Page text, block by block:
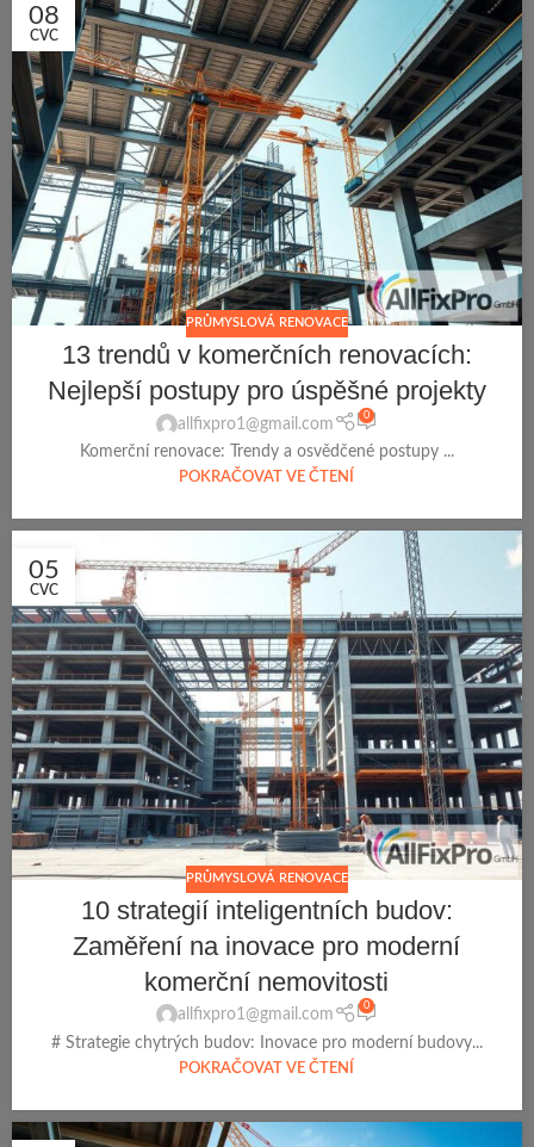
08
CVC
PRŮMYSLOVÁ RENOVACE
13 trendů v komerčních renovacích:
Nejlepší postupy pro úspěšné projekty
allfixpro1@gmail.com
0
Komerční renovace: Trendy a osvědčené postupy ...
POKRAČOVAT VE ČTENÍ
05
CVC
PRŮMYSLOVÁ RENOVACE
10 strategií inteligentních budov:
Zaměření na inovace pro moderní
komerční nemovitosti
allfixpro1@gmail.com
0
# Strategie chytrých budov: Inovace pro moderní budovy...
POKRAČOVAT VE ČTENÍ